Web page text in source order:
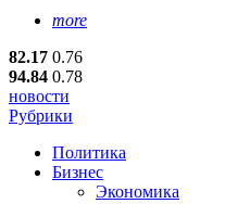
more
82.17 0.76
94.84 0.78
новости
Рубрики
Политика
Бизнес
Экономика